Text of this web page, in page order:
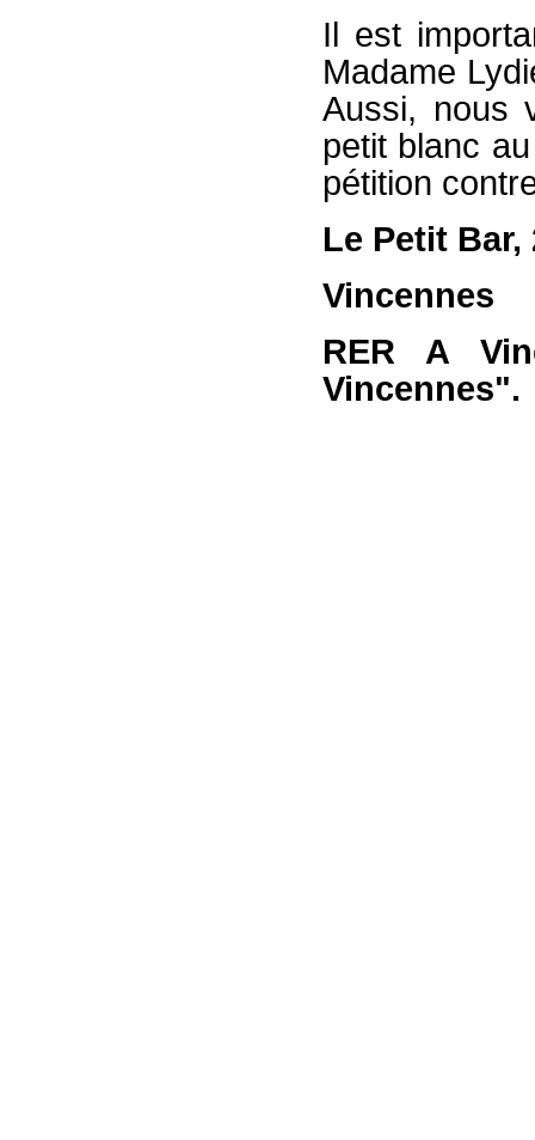
Il est
Madame
Aussi, nous
petit blanc
pétition
Le Petit
Vincennes
RER A
Vincennes".